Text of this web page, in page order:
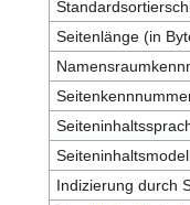
Seitenlänge (in
Indizierung durch